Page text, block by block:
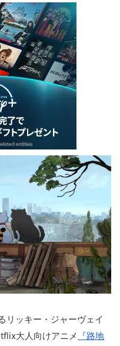
リッキー・ジャーヴェイ
大人向けアニメ
『路地